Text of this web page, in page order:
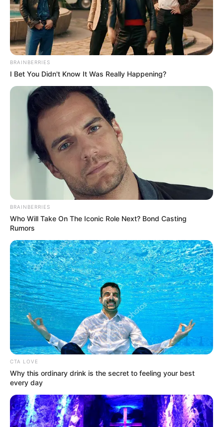
JUICE BAR ADS PUBLICIDADE PROGRAMATICA LTDA
CNPJ:33.238.832/0001-08
SOBRE NÓS EQUIPE CONTATO
BLOG
DASHBOARD